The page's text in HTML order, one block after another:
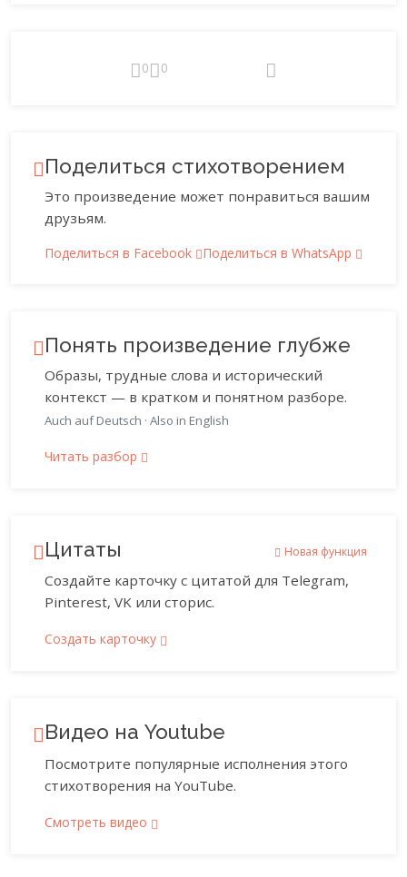
0 0
Поделиться стихотворением
Это произведение может понравиться вашим
друзьям.
Поделиться в Facebook Поделиться в WhatsApp
Понять произведение глубже
Образы, трудные слова и исторический
контекст — в кратком и понятном разборе.
Auch auf Deutsch · Also in English
Читать разбор
Цитаты Новая функция
Создайте карточку с цитатой для Telegram,
Pinterest, VK или сторис.
Создать карточку
Видео на Youtube
Посмотрите популярные исполнения этого
стихотворения на YouTube.
Смотреть видео